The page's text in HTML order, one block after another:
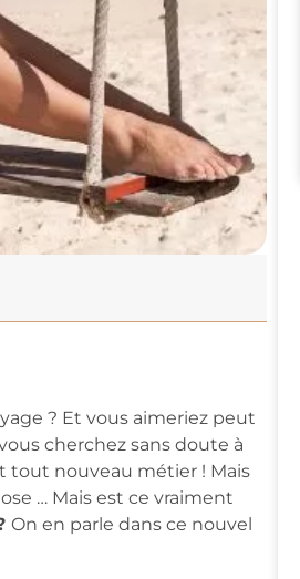
? Et vous aimeriez peut
cherchez sans doute à
tout nouveau métier ! Mais
… Mais est ce vraiment
On en parle dans ce nouvel